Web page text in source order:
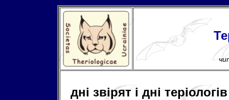
дні звірят і дні